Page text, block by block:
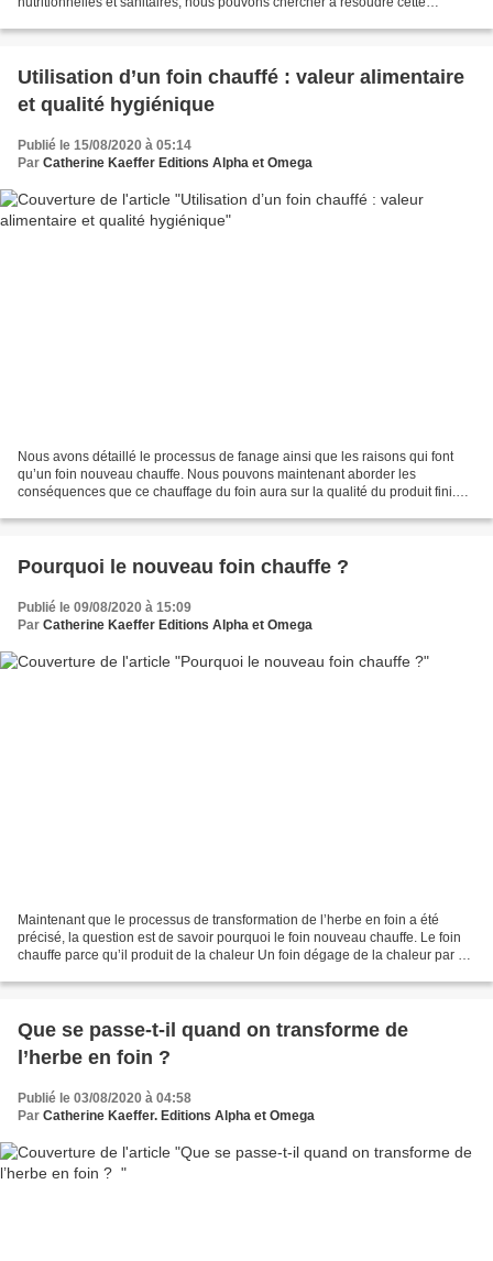
Utilisation d’un foin chauffé : valeur alimentaire
et qualité hygiénique
Publié le 15/08/2020 à 05:14
Par Catherine Kaeffer Editions Alpha et Omega
Nous avons détaillé le processus de fanage ainsi que les raisons qui font
qu’un foin nouveau chauffe. Nous pouvons maintenant aborder les
conséquences que ce chauffage du foin aura sur la qualité du produit fini.
Pourquoi le nouveau foin chauffe ?
Publié le 09/08/2020 à 15:09
Par Catherine Kaeffer Editions Alpha et Omega
Maintenant que le processus de transformation de l’herbe en foin a été
précisé, la question est de savoir pourquoi le foin nouveau chauffe. Le foin
chauffe parce qu’il produit de la chaleur Un foin dégage de la chaleur par 2
Que se passe-t-il quand on transforme de
l’herbe en foin ?
Publié le 03/08/2020 à 04:58
Par Catherine Kaeffer. Editions Alpha et Omega